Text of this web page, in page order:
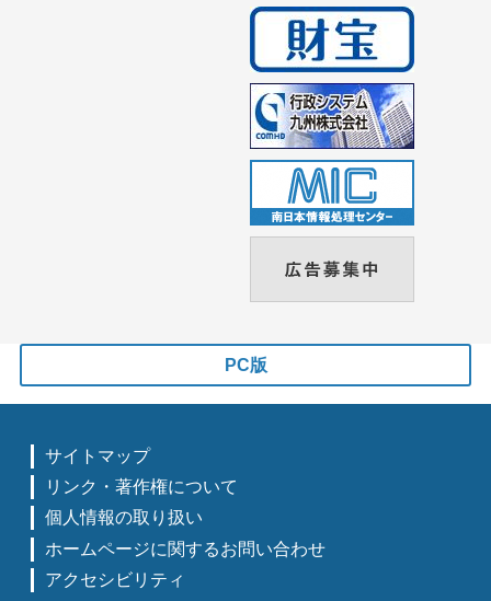
PC版
サイトマップ
リンク・著作権について
個人情報の取り扱い
ホームページに関するお問い合わせ
アクセシビリティ